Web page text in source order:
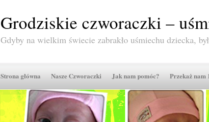
Grodziskie czworaczki –
Gdyby na wielkim świecie zabrakło uśmiechu dziecka,
Strona główna Nasze Czworaczki Jak nam pomóc? Przekaż nam